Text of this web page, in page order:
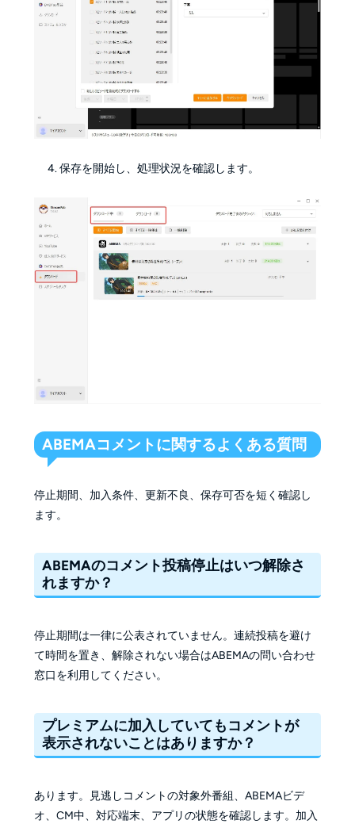
保存を開始し、処理状況を確認します。
ABEMAコメントに関するよくある質問
停止期間、加入条件、更新不良、保存可否を短く確認し
ます。
ABEMAのコメント投稿停止はいつ解除さ
れますか？
停止期間は一律に公表されていません。連続投稿を避け
て時間を置き、解除されない場合はABEMAの問い合わせ
窓口を利用してください。
プレミアムに加入していてもコメントが
表示されないことはありますか？
あります。見逃しコメントの対象外番組、ABEMAビデ
オ、CM中、対応端末、アプリの状態を確認します。加入